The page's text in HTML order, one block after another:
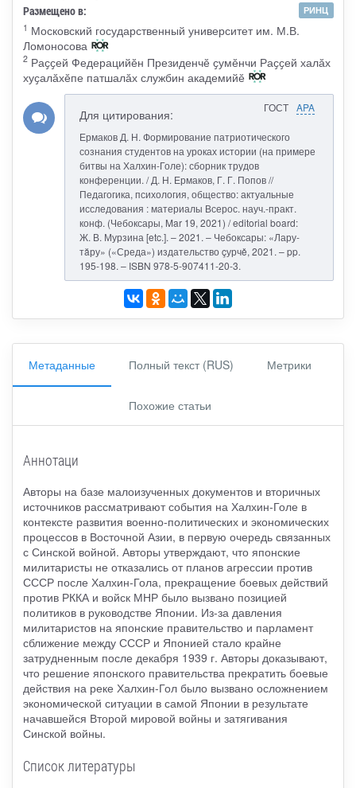
Размещено в:
РИНЦ
1 Московский государственный университет им. М.В.
Ломоносова
2Раҫҫей Федерацийӗн Президенчӗ ҫумӗнчи Раҫҫей халӑх
хуҫалӑхӗпе патшалӑх службин академийӗ
ГОСТ APA
Для цитирования:
Ермаков Д. Н. Формирование патриотического
сознания студентов на уроках истории (на примере
битвы на Халхин-Голе): сборник трудов
конференции. / Д. Н. Ермаков, Г. Г. Попов //
Педагогика, психология, общество: актуальные
исследования : материалы Всерос. науч.-практ.
конф. (Чебоксары, Mar 19, 2021) / editorial board:
Ж. В. Мурзина [etc.]. – 2021. – Чебоксары: «Лару-
тăру» («Среда») издательство çурчě, 2021. – pp.
195-198. – ISBN 978-5-907411-20-3.
Метаданные Полный текст (RUS) Метрики
Похожие статьи
Аннотаци
Авторы на базе малоизученных документов и вторичных
источников рассматривают события на Халхин-Голе в
контексте развития военно-политических и экономических
процессов в Восточной Азии, в первую очередь связанных
с Синской войной. Авторы утверждают, что японские
милитаристы не отказались от планов агрессии против
СССР после Халхин-Гола, прекращение боевых действий
против РККА и войск МНР было вызвано позицией
политиков в руководстве Японии. Из-за давления
милитаристов на японские правительство и парламент
сближение между СССР и Японией стало крайне
затрудненным после декабря 1939 г. Авторы доказывают,
что решение японского правительства прекратить боевые
действия на реке Халхин-Гол было вызвано осложнением
экономической ситуации в самой Японии в результате
начавшейся Второй мировой войны и затягивания
Синской войны.
Список литературы